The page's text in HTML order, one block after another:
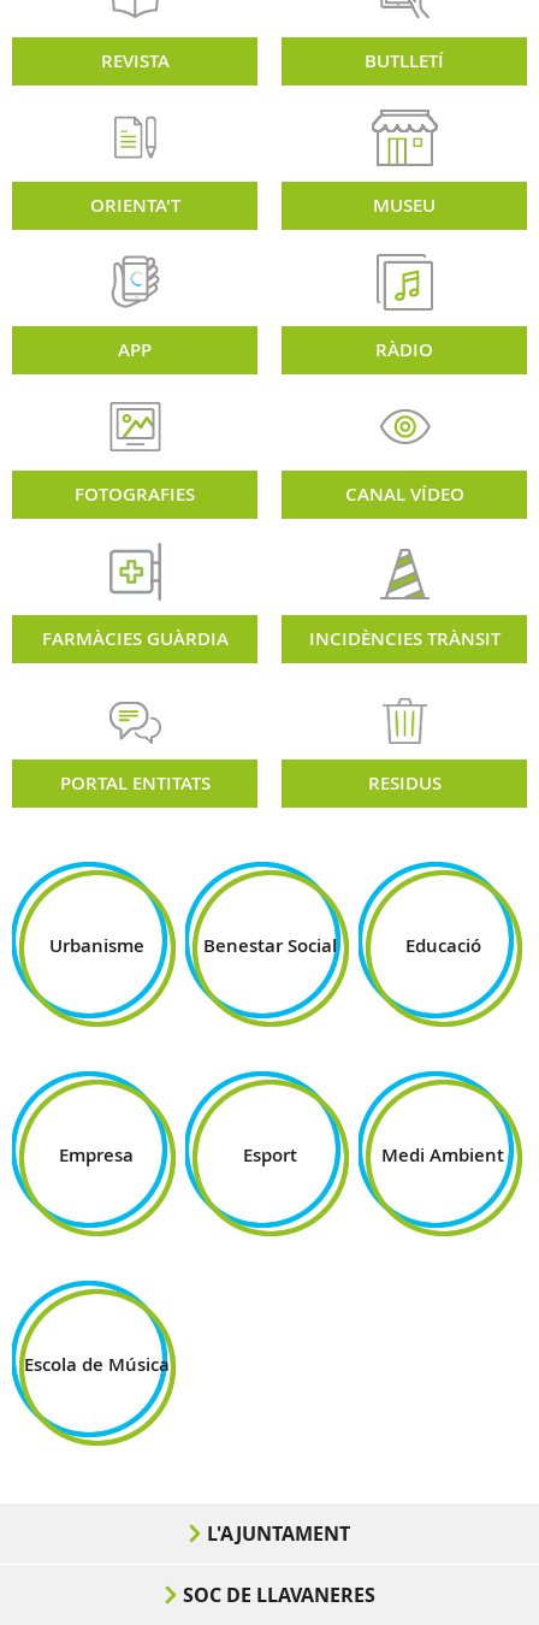
REVISTA BUTLLETÍ
ORIENTA'T MUSEU
APP RÀDIO
FOTOGRAFIES CANAL VÍDEO
FARMÀCIES GUÀRDIA INCIDÈNCIES TRÀNSIT
PORTAL ENTITATS RESIDUS
Urbanisme Benestar Social Educació
Empresa Esport Medi Ambient
Escola de Música
L'AJUNTAMENT
SOC DE LLAVANERES